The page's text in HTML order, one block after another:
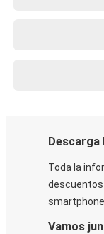
Descarga
Toda la
smartphone.
Vamos